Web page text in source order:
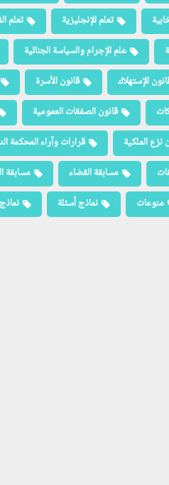
تعلم الإنجليزية تعلم
علم الإجرام والسياسة الجنائية
الإستهلاك قانون الأسرة
قانون الصفقات العمومية
نزع الملكية قرارات وآراء المحكمة
مسابقة القضاء مسابقة
منوعات نماذج أسئلة